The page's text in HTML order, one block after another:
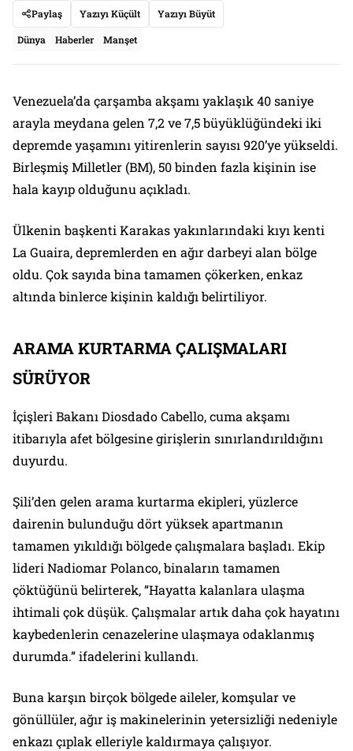
Paylaş
Yazıyı Küçült Yazıyı Büyüt
Dünya Haberler Manşet
Venezuela’da çarşamba akşamı yaklaşık 40 saniye
arayla meydana gelen 7,2 ve 7,5 büyüklüğündeki iki
depremde yaşamını yitirenlerin sayısı 920’ye yükseldi.
Birleşmiş Milletler (BM), 50 binden fazla kişinin ise
hala kayıp olduğunu açıkladı.
Ülkenin başkenti Karakas yakınlarındaki kıyı kenti
La Guaira, depremlerden en ağır darbeyi alan bölge
oldu. Çok sayıda bina tamamen çökerken, enkaz
altında binlerce kişinin kaldığı belirtiliyor.
ARAMA KURTARMA ÇALIŞMALARI
SÜRÜYOR
İçişleri Bakanı Diosdado Cabello, cuma akşamı
itibarıyla afet bölgesine girişlerin sınırlandırıldığını
duyurdu.
Şili’den gelen arama kurtarma ekipleri, yüzlerce
dairenin bulunduğu dört yüksek apartmanın
tamamen yıkıldığı bölgede çalışmalara başladı. Ekip
lideri Nadiomar Polanco, binaların tamamen
çöktüğünü belirterek, “Hayatta kalanlara ulaşma
ihtimali çok düşük. Çalışmalar artık daha çok hayatını
kaybedenlerin cenazelerine ulaşmaya odaklanmış
durumda.” ifadelerini kullandı.
Buna karşın birçok bölgede aileler, komşular ve
gönüllüler, ağır iş makinelerinin yetersizliği nedeniyle
enkazı çıplak elleriyle kaldırmaya çalışıyor.